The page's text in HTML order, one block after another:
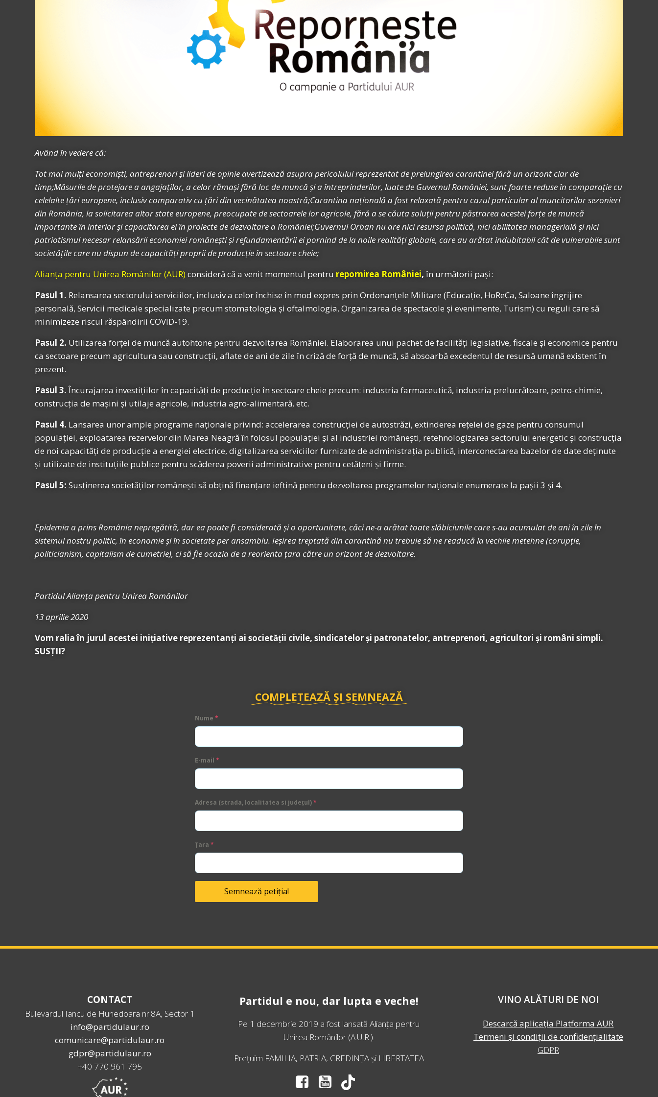
Având în vedere că:
Tot mai mulți economiști, antreprenori și lideri de opinie avertizează asupra pericolului reprezentat de prelungirea carantinei fără un orizont clar de
timp;Măsurile de protejare a angajaților, a celor rămași fără loc de muncă și a întreprinderilor, luate de Guvernul României, sunt foarte reduse în comparație cu
celelalte țări europene, inclusiv comparativ cu țări din vecinătatea noastră;Carantina națională a fost relaxată pentru cazul particular al muncitorilor sezonieri
din România, la solicitarea altor state europene, preocupate de sectoarele lor agricole, fără a se căuta soluții pentru păstrarea acestei forțe de muncă
importante în interior și capacitarea ei în proiecte de dezvoltare a României;Guvernul Orban nu are nici resursa politică, nici abilitatea managerială și nici
patriotismul necesar relansării economiei românești și refundamentării ei pornind de la noile realități globale, care au arătat indubitabil cât de vulnerabile sunt
societățile care nu dispun de capacități proprii de producție în sectoare cheie;
Alianța pentru Unirea Românilor (AUR) consideră că a venit momentul pentru repornirea României, în următorii pași:
Pasul 1. Relansarea sectorului serviciilor, inclusiv a celor închise în mod expres prin Ordonanțele Militare (Educație, HoReCa, Saloane îngrijire
personală, Servicii medicale specializate precum stomatologia și oftalmologia, Organizarea de spectacole și evenimente, Turism) cu reguli care să
minimizeze riscul răspândirii COVID-19.
Pasul 2. Utilizarea forței de muncă autohtone pentru dezvoltarea României. Elaborarea unui pachet de facilități legislative, fiscale și economice pentru
ca sectoare precum agricultura sau construcții, aflate de ani de zile în criză de forță de muncă, să absoarbă excedentul de resursă umană existent în
prezent.
Pasul 3.Încurajarea investițiilor în capacități de producție în sectoare cheie precum: industria farmaceutică, industria prelucrătoare, petro-chimie,
construcția de mașini și utilaje agricole, industria agro-alimentară, etc.
Pasul 4. Lansarea unor ample programe naționale privind: accelerarea construcției de autostrăzi, extinderea rețelei de gaze pentru consumul
populației, exploatarea rezervelor din Marea Neagră în folosul populației și al industriei românești, retehnologizarea sectorului energetic și construcția
de noi capacități de producție a energiei electrice, digitalizarea serviciilor furnizate de administrația publică, interconectarea bazelor de date deținute
și utilizate de instituțiile publice pentru scăderea poverii administrative pentru cetățeni și firme.
Pasul 5: Susținerea societăților românești să obțină finanțare ieftină pentru dezvoltarea programelor naționale enumerate la pașii 3 și 4.
Epidemia a prins România nepregătită, dar ea poate fi considerată și o oportunitate, căci ne-a arătat toate slăbiciunile care s-au acumulat de ani în zile în
sistemul nostru politic, în economie și în societate per ansamblu. Ieșirea treptată din carantină nu trebuie să ne readucă la vechile metehne (corupție,
politicianism, capitalism de cumetrie), ci să fie ocazia de a reorienta țara către un orizont de dezvoltare.
Partidul Alianța pentru Unirea Românilor
13 aprilie 2020
Vom ralia în jurul acestei inițiative reprezentanți ai societății civile, sindicatelor și patronatelor, antreprenori, agricultori și români simpli.
SUSȚII?
COMPLETEAZĂ ȘI SEMNEAZĂ
Nume *
E-mail *
Adresa (strada, localitatea si județul)*
Țara *
Semnează petiția!
CONTACT
Bulevardul Iancu de Hunedoara nr.8A, Sector 1
info@partidulaur.ro
comunicare@partidulaur.ro
gdpr@partidulaur.ro
+40 770 961 795
Partidul e nou, dar lupta e veche!
Pe 1 decembrie 2019 a fost lansatăAlianța pentru
Unirea Românilor(A.U.R.).
Prețuim FAMILIA, PATRIA, CREDINȚA și LIBERTATEA
VINO ALĂTURI DE NOI
Descarcă aplicația Platforma AUR
Termeni și condiții de confidențialitate
GDPR